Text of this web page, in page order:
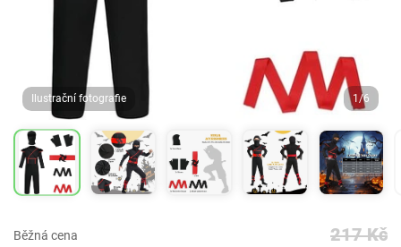
Ilustrační fotografie 1/6
Běžná cena 217 Kč